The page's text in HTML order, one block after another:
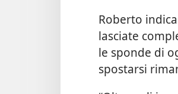
Roberto
lasciate
le sponde di
spostarsi